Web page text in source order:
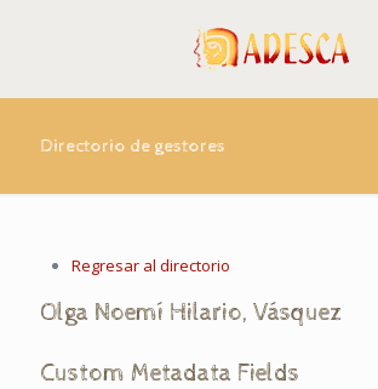
Directorio de gestores
Regresar al directorio
Olga Noemí Hilario, Vásquez
Custom Metadata Fields